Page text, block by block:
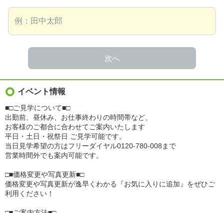
次へ
イベント情報
■□ご見学について■□
出勤前、昼休み、お仕事終わりの時間帯など、
お客様のご都合に合わせてご案内いたします
平日・土日・祝祭日 ご見学可能です。
当日見学希望の方はフリーダイヤル0120-780-008まで
営業時間外でも案内可能です。
□■価格変更や写真更新■□
価格変更や写真更新が逸早くわかる『お気に入りに追加』をぜひご
利用ください！